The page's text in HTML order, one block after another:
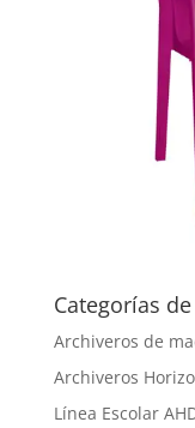
Categorías
Archiveros de
Archiveros
Línea Escolar